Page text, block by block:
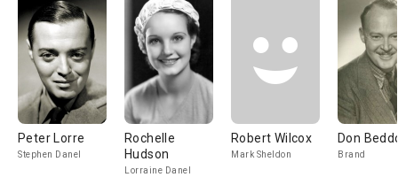
Peter Lorre
Stephen Danel
Rochelle
Hudson
Lorraine Danel
Robert Wilcox
Mark Sheldon
Don
Brand